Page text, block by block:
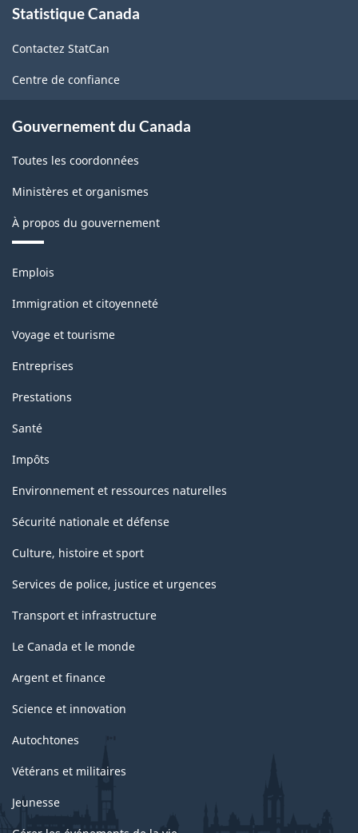
propos
ce
site
Statistique Canada
Contactez StatCan
Centre de confiance
Gouvernement du Canada
Toutes les coordonnées
Ministères et organismes
À propos du gouvernement
Thèmes
sujets
Emplois
Immigration et citoyenneté
Voyage et tourisme
Entreprises
Prestations
Santé
Impôts
Environnement et ressources naturelles
Sécurité nationale et défense
Culture, histoire et sport
Services de police, justice et urgences
Transport et infrastructure
Le Canada et le monde
Argent et finance
Science et innovation
Autochtones
Vétérans et militaires
Jeunesse